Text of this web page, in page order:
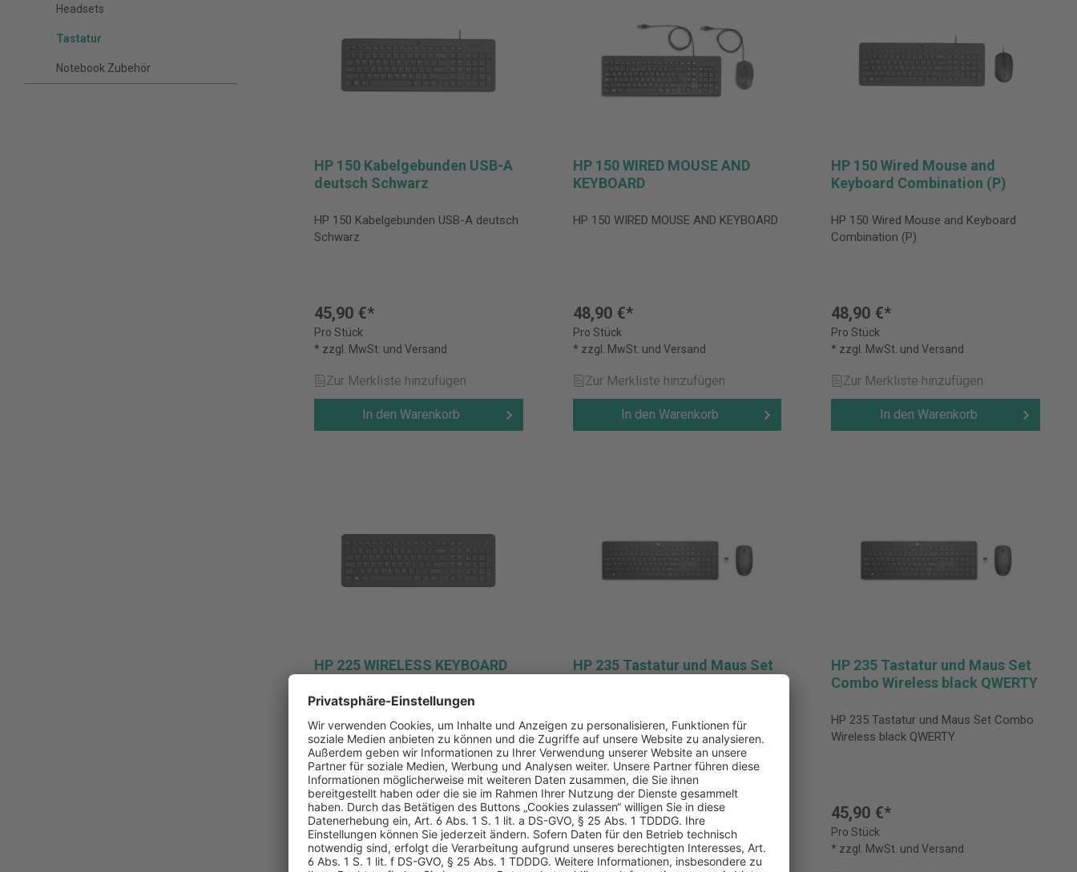
Headsets
Tastatur
Notebook Zubehör
HP 150 Kabelgebunden USB-A
deutsch Schwarz
HP 150 Kabelgebunden USB-A deutsch
Schwarz
45,90 €*
Pro Stück
* zzgl. MwSt. und Versand
Zur Merkliste hinzufügen
In den Warenkorb
HP 150 WIRED MOUSE AND
KEYBOARD
HP 150 WIRED MOUSE AND KEYBOARD
48,90 €*
Pro Stück
* zzgl. MwSt. und Versand
Zur Merkliste hinzufügen
In den Warenkorb
HP 150 Wired Mouse and
Keyboard Combination (P)
HP 150 Wired Mouse and Keyboard
Combination (P)
48,90 €*
Pro Stück
* zzgl. MwSt. und Versand
Zur Merkliste hinzufügen
In den Warenkorb
HP 225 WIRELESS KEYBOARD
HP 225 WIRELESS KEYBOARD
45,90 €*
Pro Stück
* zzgl. MwSt. und Versand
HP 235 Tastatur und Maus Set
HP 235 Tastatur und Maus Set Combo
Wireless black DE QWERTZ
37,90 €*
Pro Stück
* zzgl. MwSt. und Versand
HP 235 Tastatur und Maus Set
Combo Wireless black QWERTY
HP 235 Tastatur und Maus Set Combo
Wireless black QWERTY
45,90 €*
Pro Stück
* zzgl. MwSt. und Versand